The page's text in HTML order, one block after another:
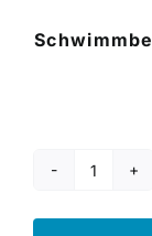
Serie